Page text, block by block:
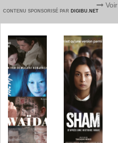
CONTENU SPONSORISÉ PAR DIGIBU.NET